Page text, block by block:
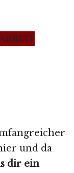
und da
dir ein